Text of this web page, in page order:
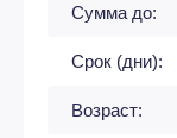
Сумма до:
Срок (дни):
Возраст: